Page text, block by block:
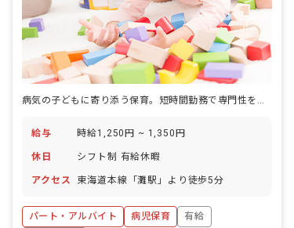
病気の子どもに寄り添う保育。短時間勤務で専門性を活かす。
給与 時給1,250円 ~ 1,350円
休日 シフト制 有給休暇
アクセス 東海道本線「灘駅」より徒歩5分
パート・アルバイト 病児保育
有給